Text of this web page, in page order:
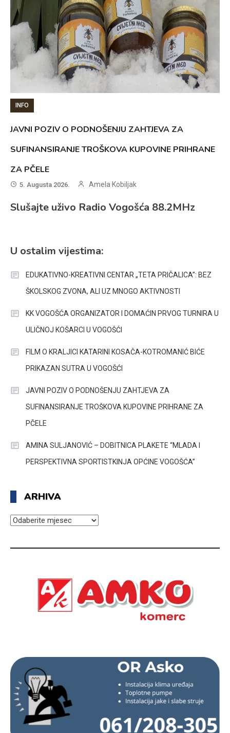
INFO
JAVNI POZIV O PODNOŠENJU ZAHTJEVA ZA
SUFINANSIRANJE TROŠKOVA KUPOVINE PRIHRANE
ZA PČELE
5. Augusta 2026. Amela Kobiljak
Slušajte uživo Radio Vogošća 88.2MHz
U ostalim vijestima:
EDUKATIVNO-KREATIVNI CENTAR „TETA PRIČALICA”: BEZ
ŠKOLSKOG ZVONA, ALI UZ MNOGO AKTIVNOSTI
KK VOGOŠĆA ORGANIZATOR I DOMAĆIN PRVOG TURNIRA U
ULIČNOJ KOŠARCI U VOGOŠĆI
FILM O KRALJICI KATARINI KOSAČA-KOTROMANIĆ BIĆE
PRIKAZAN SUTRA U VOGOŠĆI
JAVNI POZIV O PODNOŠENJU ZAHTJEVA ZA
SUFINANSIRANJE TROŠKOVA KUPOVINE PRIHRANE ZA
PČELE
AMINA SULJANOVIĆ – DOBITNICA PLAKETE “MLADA I
PERSPEKTIVNA SPORTISTKINJA OPĆINE VOGOŠĆA”
ARHIVA
ARHIVA